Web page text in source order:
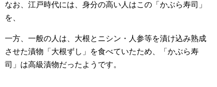
なお、江戸時代には、身分の高い人はこの「かぶら寿司」
を、
一方、一般の人は、大根とニシン・人参等を漬け込み熟成
させた漬物「大根ずし」を食べていたため、「かぶら寿
司」は高級漬物だったようです。